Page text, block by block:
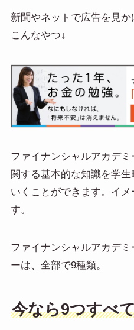
新聞やネットで広告を見
こんなやつ↓
ファイナンシャルアカデ
関する基本的な知識を学
いくことができます。イメ
す。
ファイナンシャルアカデ
ーは、全部で9種類。
今なら9つすべ